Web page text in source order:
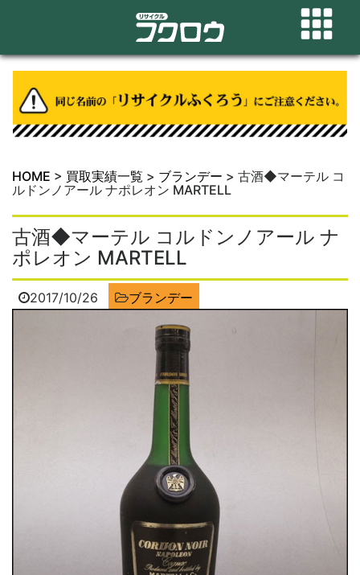
HOME > 買取実績一覧 > ブランデー > 古酒◆マーテル コ
ルドンノアール ナポレオン MARTELL
古酒◆マーテル コルドンノアール ナ
ポレオン MARTELL
2017/10/26 ブランデー